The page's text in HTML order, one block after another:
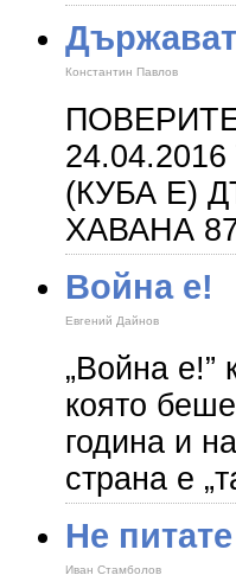
Константин Павлов
(КУБА Е)
ХАВАНА
Война е!
Евгений Дайнов
„Война е!”
която
година и
страна е
Не
Иван Стамболов